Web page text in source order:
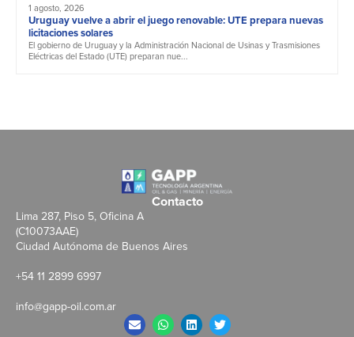
1 agosto, 2026
Uruguay vuelve a abrir el juego renovable: UTE prepara nuevas
licitaciones solares
El gobierno de Uruguay y la Administración Nacional de Usinas y Trasmisiones
Eléctricas del Estado (UTE) preparan nue...
Contacto
Lima 287, Piso 5, Oficina A
(C10073AAE)
Ciudad Autónoma de Buenos Aires
+54 11 2899 6997
info@gapp-oil.com.ar